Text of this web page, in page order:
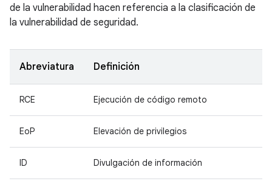
de la vulnerabilidad hacen referencia a la clasificación de
la vulnerabilidad de seguridad.
Abreviatura Definición
RCE Ejecución de código remoto
EoP Elevación de privilegios
ID Divulgación de información